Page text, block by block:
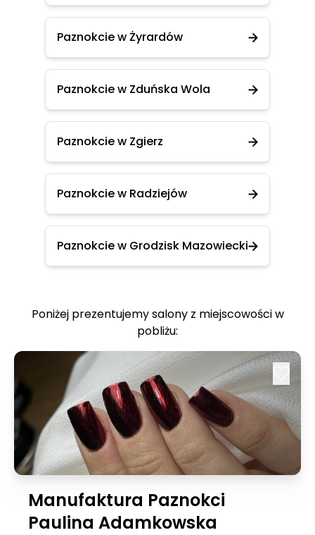
Paznokcie w Żyrardów
Paznokcie w Zduńska Wola
Paznokcie w Zgierz
Paznokcie w Radziejów
Paznokcie w Grodzisk Mazowiecki
Poniżej prezentujemy salony z miejscowości w
pobliżu:
Manufaktura Paznokci
Paulina Adamkowska